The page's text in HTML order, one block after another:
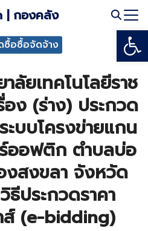
| กองคลัง
ซื้อซื้อจัดจ้าง
ลัยเทคโนโลยีราช
ง (ร่าง) ประกวด
ะบบโครงข่ายแกน
ออฟติก ตำบลบ่อ
งสงขลา จังหวัด
ประกวดราคา
ส์ (e-bidding)